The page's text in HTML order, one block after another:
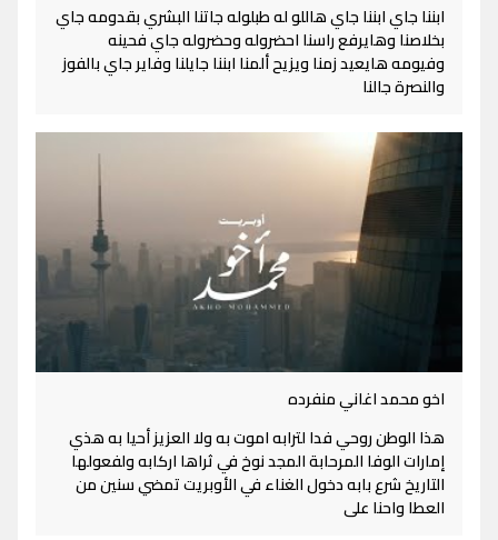
ابننا جاي ابننا جاي هاللو له طبلوله جاتنا البشري بقدومه جاي
بخلاصنا وهايرفع راسنا احضروله وحضروله جاي فحينه
وفيومه هايعيد زمنا ويزيح ألمنا ابننا جايلنا وفاير جاي بالفوز
والنصرة جالنا
اخو محمد اغاني منفرده
هذا الوطن روحي فدا لترابه اموت به ولا العزيز أحيا به هذي
إمارات الوفا المرحابة المجد نوخ في ثراها اركابه ولفعولها
التاريخ شرع بابه دخول الغناء في الأوبريت تمضي سنين من
العطا واحنا على